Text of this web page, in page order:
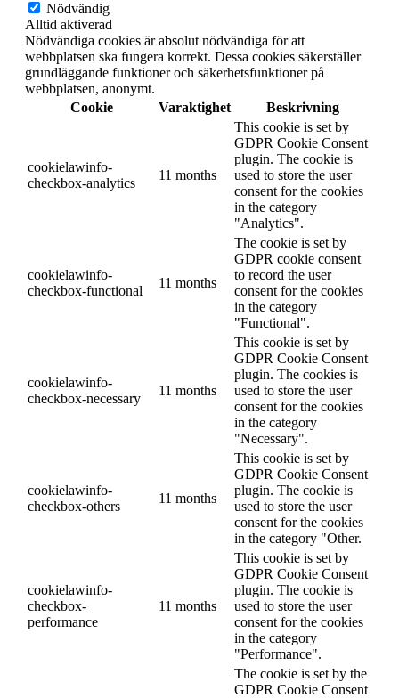
Nödvändig
Alltid aktiverad
Nödvändiga cookies är absolut nödvändiga för att
webbplatsen ska fungera korrekt. Dessa cookies säkerställer
grundläggande funktioner och säkerhetsfunktioner på
webbplatsen, anonymt.
Cookie
Varaktighet Beskrivning
cookielawinfo-
checkbox-analytics
11 months
This cookie is set by
GDPR Cookie Consent
plugin. The cookie is
used to store the user
consent for the cookies
in the category
"Analytics".
cookielawinfo-
checkbox-functional
11 months
The cookie is set by
GDPR cookie consent
to record the user
consent for the cookies
in the category
"Functional".
cookielawinfo-
checkbox-necessary
11 months
This cookie is set by
GDPR Cookie Consent
plugin. The cookies is
used to store the user
consent for the cookies
in the category
"Necessary".
cookielawinfo-
checkbox-others
11 months
This cookie is set by
GDPR Cookie Consent
plugin. The cookie is
used to store the user
consent for the cookies
in the category "Other.
cookielawinfo-
checkbox-
performance
11 months
This cookie is set by
GDPR Cookie Consent
plugin. The cookie is
used to store the user
consent for the cookies
in the category
"Performance".
The cookie is set by the
GDPR Cookie Consent